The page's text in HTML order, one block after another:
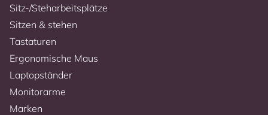
Sitz-/Steharbeitsplätze
Sitzen & stehen
Tastaturen
Ergonomische Maus
Laptopständer
Monitorarme
Marken